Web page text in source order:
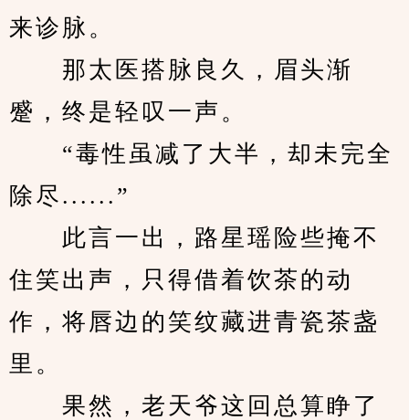
来诊脉。
那太医搭脉良久，眉头渐
蹙，终是轻叹一声。
“毒性虽减了大半，却未完全
除尽......”
此言一出，路星瑶险些掩不
住笑出声，只得借着饮茶的动
作，将唇边的笑纹藏进青瓷茶盏
里。
果然，老天爷这回总算睁了